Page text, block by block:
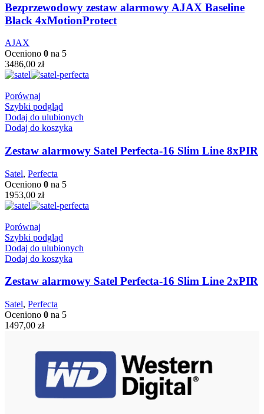
Bezprzewodowy zestaw alarmowy AJAX Baseline
Black 4xMotionProtect
AJAX
Oceniono 0 na 5
3486,00 zł
Porównaj
Szybki podgląd
Dodaj do ulubionych
Dodaj do koszyka
Zestaw alarmowy Satel Perfecta-16 Slim Line 8xPIR
Satel, Perfecta
Oceniono 0 na 5
1953,00 zł
Porównaj
Szybki podgląd
Dodaj do ulubionych
Dodaj do koszyka
Zestaw alarmowy Satel Perfecta-16 Slim Line 2xPIR
Satel, Perfecta
Oceniono 0 na 5
1497,00 zł